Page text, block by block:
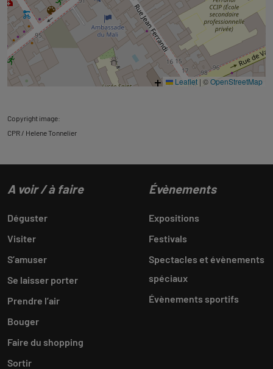
Leaflet | ©OpenStreetMap
Copyright image:
CPR / Helene Tonnelier
A voir / à faire
Déguster
Visiter
S’amuser
Se laisser porter
Prendre l’air
Bouger
Faire du shopping
Sortir
Évènements
Expositions
Festivals
Spectacles et évènements
spéciaux
Évènements sportifs